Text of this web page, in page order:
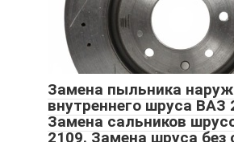
Замена пыльника
внутреннего шруса ВАЗ
Замена сальников
2109. Замена шруса без